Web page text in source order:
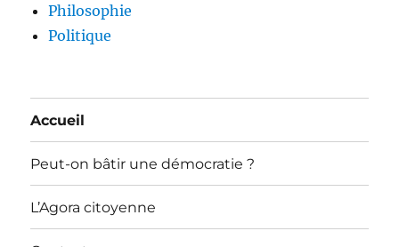
Philosophie
Politique
Accueil
Peut-on bâtir une démocratie ?
L’Agora citoyenne